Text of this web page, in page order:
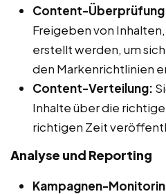
Content-
Freigeben von
erstellt werden, um
den Markenrichtlinien
Content-Verteilung:
Inhalte über die
richtigen Zeit
Analyse und Reporting
Kampagnen-